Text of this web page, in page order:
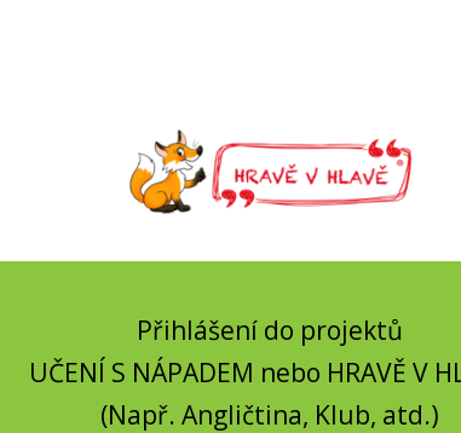
Přihlášení do projektů
UČENÍ S NÁPADEM nebo HRAVĚ V
(Např. Angličtina, Klub, atd.)